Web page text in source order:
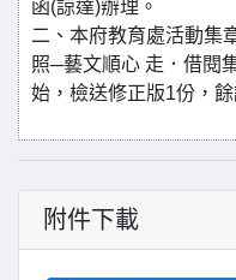
函(諒達)辦理。
二、本府教育處活動集
照─藝文順心 走．借閱
始，檢送修正版1份，
附件下載